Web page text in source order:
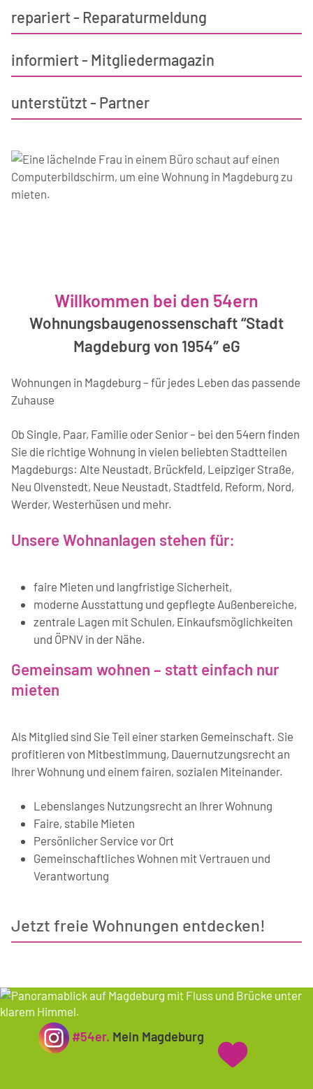
repariert - Reparaturmeldung
informiert - Mitgliedermagazin
unterstützt - Partner
Willkommen bei den 54ern
Wohnungsbaugenossenschaft “Stadt
Magdeburg von 1954″ eG
Wohnungen in Magdeburg – für jedes Leben das passende
Zuhause
Ob Single, Paar, Familie oder Senior – bei den 54ern finden
Sie die richtige Wohnung in vielen beliebten Stadtteilen
Magdeburgs: Alte Neustadt, Brückfeld, Leipziger Straße,
Neu Olvenstedt, Neue Neustadt, Stadtfeld, Reform, Nord,
Werder, Westerhüsen und mehr.
Unsere Wohnanlagen stehen für:
faire Mieten und langfristige Sicherheit,
moderne Ausstattung und gepflegte Außenbereiche,
zentrale Lagen mit Schulen, Einkaufsmöglichkeiten
und ÖPNV in der Nähe.
Gemeinsam wohnen – statt einfach nur
mieten
Als Mitglied sind Sie Teil einer starken Gemeinschaft. Sie
profitieren von Mitbestimmung, Dauernutzungsrecht an
Ihrer Wohnung und einem fairen, sozialen Miteinander.
Lebenslanges Nutzungsrecht an Ihrer Wohnung
Faire, stabile Mieten
Persönlicher Service vor Ort
Gemeinschaftliches Wohnen mit Vertrauen und
Verantwortung
Jetzt freie Wohnungen entdecken!
#54er. Mein Magdeburg